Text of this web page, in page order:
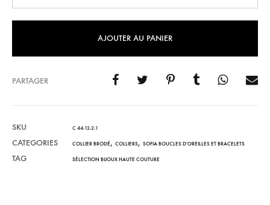
AJOUTER AU PANIER
PARTAGER
SKU C 44-12-2-1
CATEGORIES COLLIER BRODÉ , COLLIERS, SOFIA BOUCLES D'OREILLES ET BRACELETS
TAG SÉLECTION BIJOUX HAUTE COUTURE